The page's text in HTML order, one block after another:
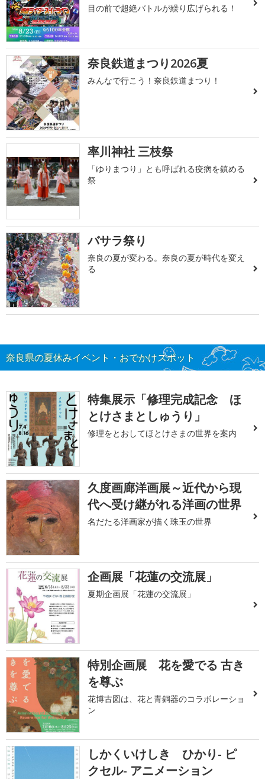
目の前で超絶バトルが繰り広げられる！
奈良鉄道まつり2026夏
みんなで行こう！奈良鉄道まつり！
率川神社 三枝祭
「ゆりまつり」とも呼ばれる疫病を鎮める
祭
バサラ祭り
奈良の夏が変わる。奈良の夏が時代を変え
る
奈良県の夏休みイベント・おでかけスポット
特集展示「修理完成記念 ほ
とけさまとしゅうり」
修理をとおしてほとけさまの世界を案内
久度画廊洋画展～近代から現
代へ受け継がれる洋画の世界
名だたる洋画家が描く珠玉の世界
企画展「花蓮の交流展」
夏期企画展「花蓮の交流展」
特別企画展 花を愛でる 古き
を尊ぶ
花博古図は、花と青銅器のコラボレーショ
ン
しかくいけしき ひかり- ピ
クセル- アニメーション